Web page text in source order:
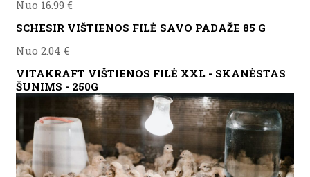
Nuo 16.99 €
SCHESIR VIŠTIENOS FILĖ SAVO PADAŽE 85 G
Nuo 2.04 €
VITAKRAFT VIŠTIENOS FILĖ XXL - SKANĖSTAS
ŠUNIMS - 250G